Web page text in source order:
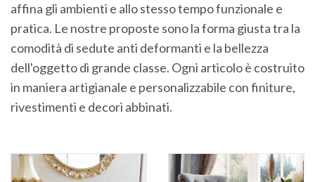
affina gli ambienti e allo stesso tempo funzionale e
pratica. Le nostre proposte sono la forma giusta tra la
comodità di sedute anti deformanti e la bellezza
dell'oggetto di grande classe. Ogni articolo è costruito
in maniera artigianale e personalizzabile con finiture,
rivestimenti e decori abbinati.